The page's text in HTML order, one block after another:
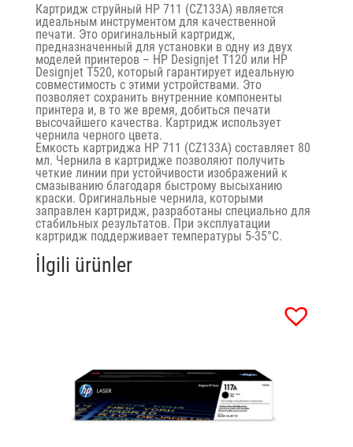
Картридж струйный HP 711 (CZ133A) является
идеальным инструментом для качественной
печати. Это оригинальный картридж,
предназначенный для установки в одну из двух
моделей принтеров – HP Designjet T120 или HP
Designjet T520, который гарантирует идеальную
совместимость с этими устройствами. Это
позволяет сохранить внутренние компоненты
принтера и, в то же время, добиться печати
высочайшего качества. Картридж использует
чернила черного цвета.
Емкость картриджа HP 711 (CZ133A) составляет 80
мл. Чернила в картридже позволяют получить
четкие линии при устойчивости изображений к
смазыванию благодаря быстрому высыханию
краски. Оригинальные чернила, которыми
заправлен картридж, разработаны специально для
стабильных результатов. При эксплуатации
картридж поддерживает температуры 5-35°C.
İlgili ürünler